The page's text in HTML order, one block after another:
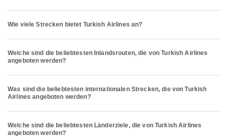
Wie viele Strecken bietet Turkish Airlines an?
Welche sind die beliebtesten Inlandsrouten, die von Turkish Airlines
angeboten werden?
Was sind die beliebtesten internationalen Strecken, die von Turkish
Airlines angeboten werden?
Welche sind die beliebtesten Länderziele, die von Turkish Airlines
angeboten werden?